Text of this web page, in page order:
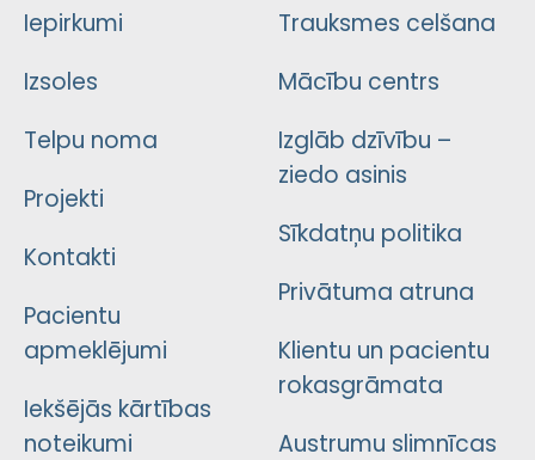
Iepirkumi
Izsoles
Telpu noma
Projekti
Kontakti
Pacientu
apmeklējumi
Iekšējās kārtības
noteikumi
Trauksmes celšana
Mācību centrs
Izglāb dzīvību –
ziedo asinis
Sīkdatņu politika
Privātuma atruna
Klientu un pacientu
rokasgrāmata
Austrumu slimnīcas